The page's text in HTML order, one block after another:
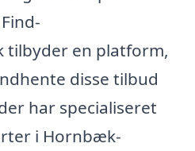
en platform,
disse tilbud
har specialiseret
i Hornbæk-